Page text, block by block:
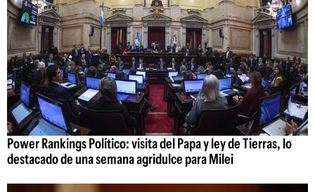
Power Rankings Político: visita del Papa y ley de Tierras, lo
destacado de una semana agridulce para Milei